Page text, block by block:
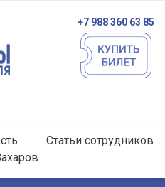
+7 988 360 63 85
Статьи сотрудников